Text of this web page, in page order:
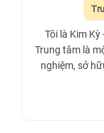
Tôi là Kim
Trung tâm là
nghiệm, sở